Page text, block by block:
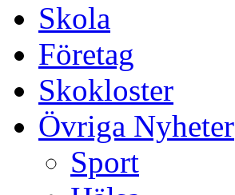
Skola
Företag
Skokloster
Övriga Nyheter
Sport